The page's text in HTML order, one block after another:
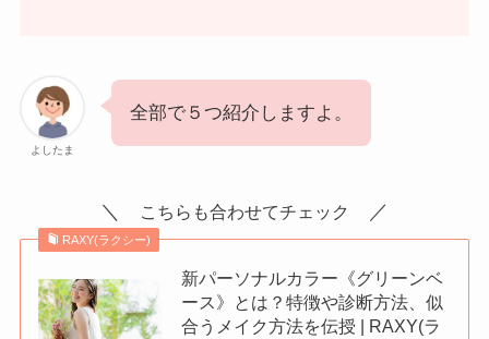
よしたま
全部で５つ紹介しますよ。
＼ こちらも合わせてチェック ／
RAXY(ラクシー)
新パーソナルカラー《グリーンベ
ース》とは？特徴や診断方法、似
合うメイク方法を伝授 | RAXY(ラ